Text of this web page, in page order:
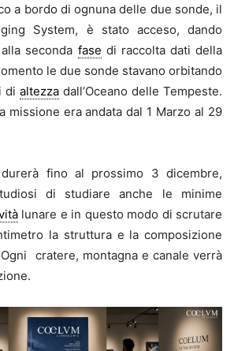
a bordo di ognuna delle due sonde, il
System, è stato acceso, dando
seconda fase di raccolta dati della
le due sonde stavano orbitando
di altezza dall’Oceano delle Tempeste.
missione era andata dal 1 Marzo al 29
fino al prossimo 3 dicembre,
di studiare anche le minime
lunare e in questo modo di scrutare
la struttura e la composizione
cratere, montagna e canale verrà